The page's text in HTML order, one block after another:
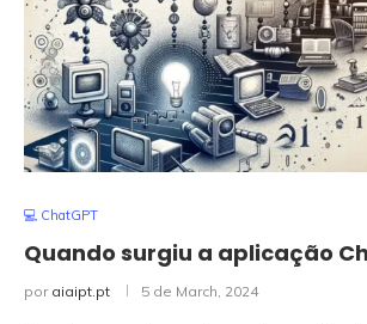
💻 ChatGPT
Quando surgiu a aplicação
por aiaipt.pt 5 de March, 2024